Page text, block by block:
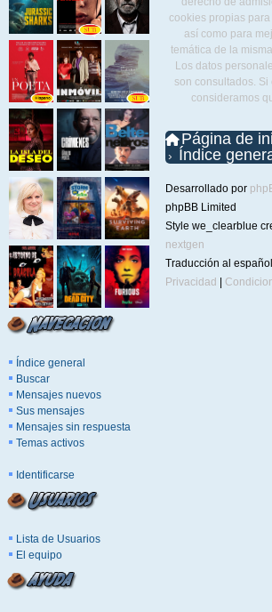
Índice general
Buscar
Mensajes nuevos
Sus mensajes
Mensajes sin respuesta
Temas activos
Identificarse
Lista de Usuarios
El equipo
cookies propias
así como para
temática de la
Los datos
son consultados.
consideramos
Página de
Índice
Desarrollado por
phpBB Limited
Style we_clearblue
nextgen
Traducción al
Privacidad